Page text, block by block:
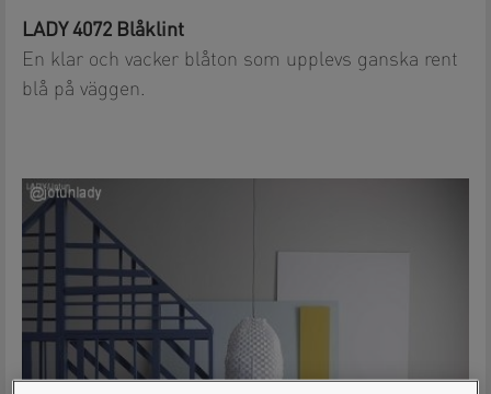
LADY 4072 Blåklint
En klar och vacker blåton som upplevs ganska rent
blå på väggen.